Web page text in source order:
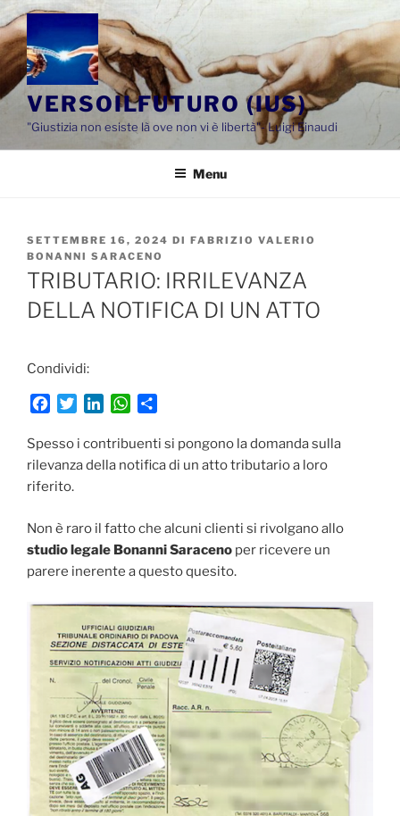
Salta
al
contenuto
VERSOILFUTURO (IUS)
"Giustizia non esiste là ove non vi è libertà"- Luigi Einaudi
Menu
PUBBLICATO
IL
SETTEMBRE 16, 2024 DI FABRIZIO VALERIO
BONANNI SARACENO
TRIBUTARIO: IRRILEVANZA
DELLA NOTIFICA DI UN ATTO
Condividi:
c
e
b
o
k
i
t
n
k
I
W
a
t
n
d
d
Spesso i contribuenti si pongono la domanda sulla
rilevanza della notifica di un atto tributario a loro
riferito.
Non è raro il fatto che alcuni clienti si rivolgano allo
studio legale Bonanni Saraceno per ricevere un
parere inerente a questo quesito.